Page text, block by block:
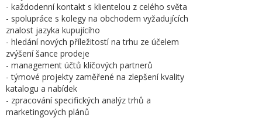
- každodenní kontakt s klientelou z celého světa
- spolupráce s kolegy na obchodem vyžadujících
znalost jazyka kupujícího
- hledání nových příležitostí na trhu ze účelem
zvýšení šance prodeje
- management účtů klíčových partnerů
- týmové projekty zaměřené na zlepšení kvality
katalogu a nabídek
- zpracování specifických analýz trhů a
marketingových plánů